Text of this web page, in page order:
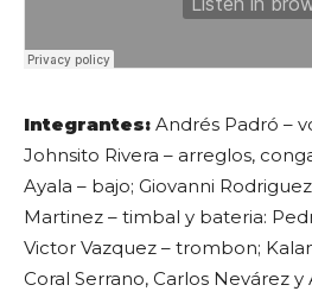
Integrantes: Andrés Padró –
Johnsito Rivera – arreglos,
Ayala – bajo; Giovanni
Martinez – timbal y bateria:
Victor Vazquez – trombon;
Coral Serrano, Carlos Nevárez